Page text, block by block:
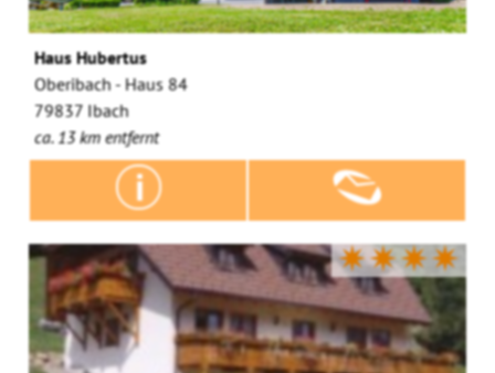
Haus Hubertus
Oberibach - Haus 84
79837 Ibach
ca. 13 km entfernt
✷✷✷✷